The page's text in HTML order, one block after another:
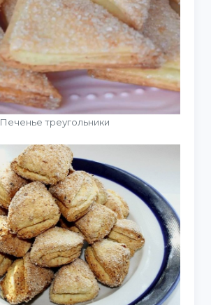
Печенье треугольники